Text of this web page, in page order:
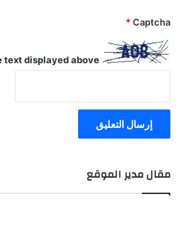
Captcha
*
text displayed above:
مقال مدير الموقع